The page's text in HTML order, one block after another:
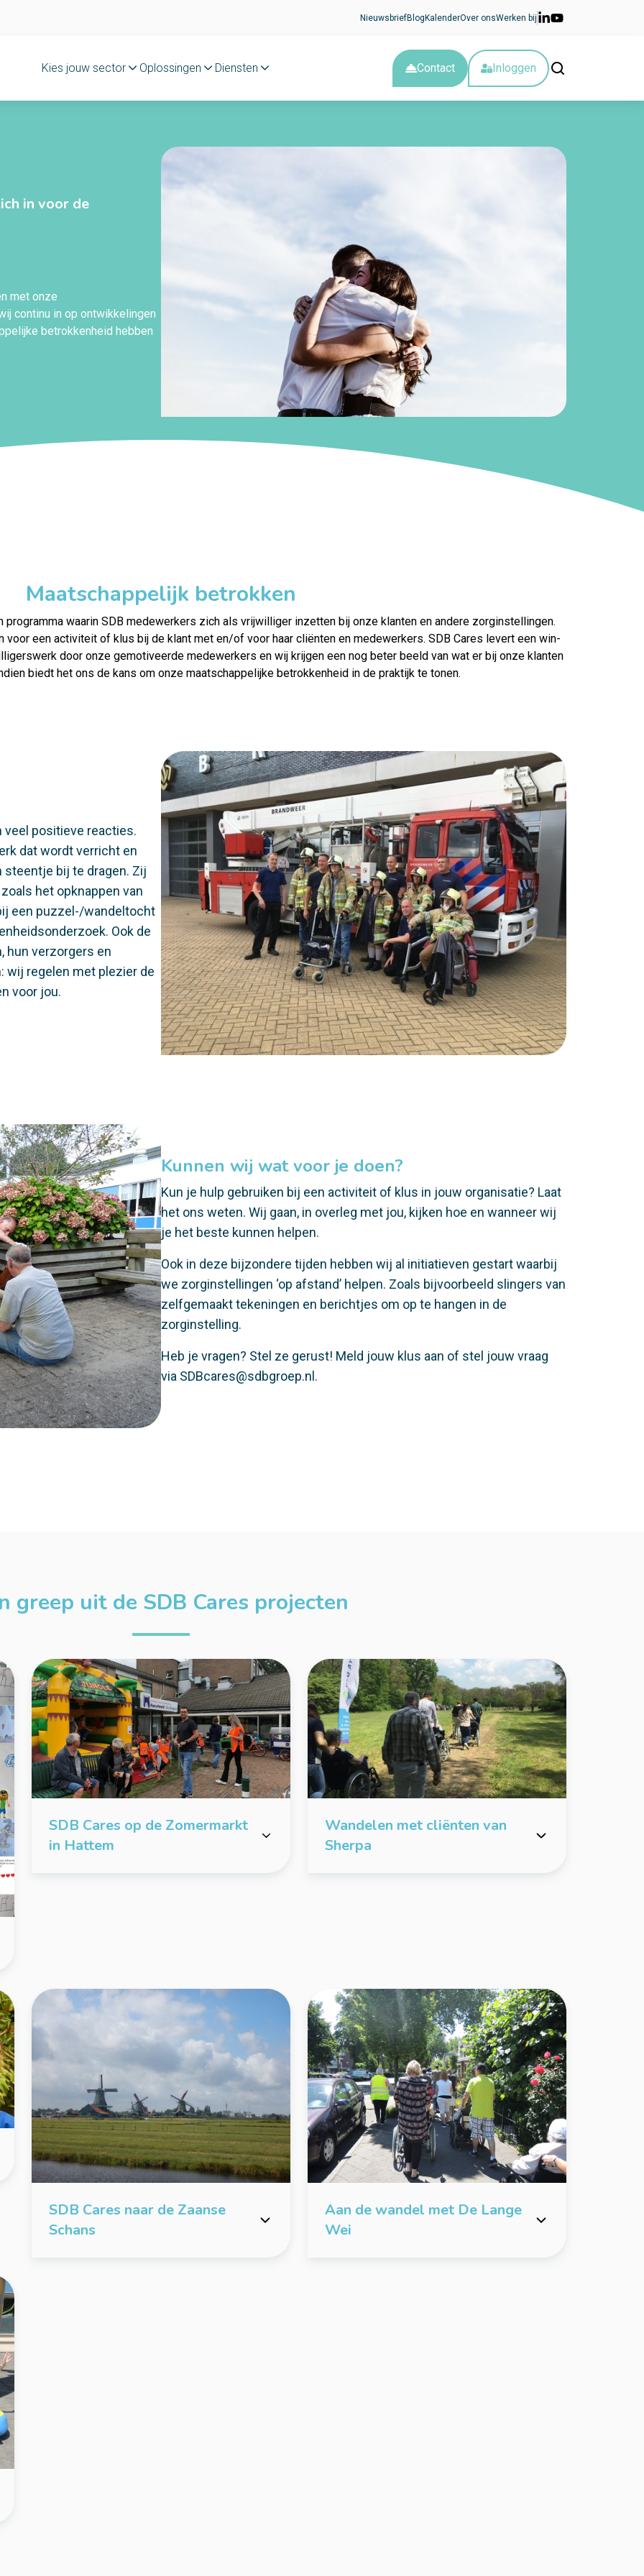
NieuwsbriefBlog KalenderOver onsWerken bij
Kies jouw sector Oplossingen Diensten Contact Inloggen
in voor de
met onze
continu in op ontwikkelingen
betrokkenheid hebben
Maatschappelijk betrokken
programma waarin SDB medewerkers zich als vrijwilliger inzetten bij onze klanten en andere zorginstellingen.
een activiteit of klus bij de klant met en/of voor haar cliënten en medewerkers. SDB Cares levert een win-
door onze gemotiveerde medewerkers en wij krijgen een nog beter beeld van wat er bij onze klanten
biedt het ons de kans om onze maatschappelijke betrokkenheid in de praktijk te tonen.
veel positieve reacties.
dat wordt verricht en
bij te dragen. Zij
het opknappen van
een puzzel-/wandeltocht
Ook de
hun verzorgers en
wij regelen met plezier de
voor jou.
Kunnen wij wat voor je doen?
Kun je hulp gebruiken bij een activiteit of klus in jouw organisatie? Laat
het ons weten. Wij gaan, in overleg met jou, kijken hoe en wanneer wij
je het beste kunnen helpen.
Ook in deze bijzondere tijden hebben wij al initiatieven gestart waarbij
we zorginstellingen ‘op afstand’ helpen. Zoals bijvoorbeeld slingers van
zelfgemaakt tekeningen en berichtjes om op te hangen in de
zorginstelling.
Heb je vragen? Stel ze gerust! Meld jouw klus aan of stel jouw vraag
via SDBcares@sdbgroep.nl .
greep uit de SDB Cares projecten
SDB Cares op de Zomermarkt
in Hattem
Wandelen met cliënten van
Sherpa
SDB Cares naar de Zaanse
Schans
Aan de wandel met De Lange
Wei